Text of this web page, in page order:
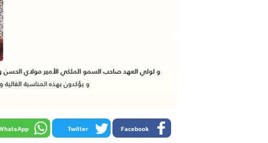
Facebook
Twitter